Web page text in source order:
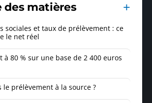
des matières
sociales et taux de prélèvement : ce
le net réel
à 80 % sur une base de 2 400 euros
le prélèvement à la source ?